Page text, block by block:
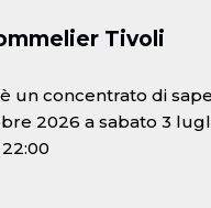
Tivoli
un concentrato di
2026 a sabato 3